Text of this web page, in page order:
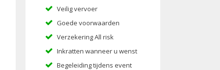
Veilig vervoer
Goede voorwaarden
Verzekering All risk
Inkratten wanneer u wenst
Begeleiding tijdens event